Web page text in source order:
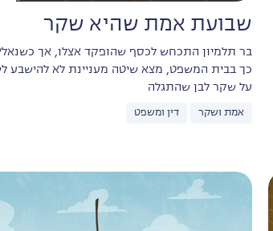
שבועת אמת שהיא שקר
בר תלמיון התכחש לכסף שהופקד אצלו, אך
כך בבית המשפט, מצא שיטה מעניינת לא להישבע
על שקר לבן שהתגלה
אמת ושקר דין ומשפט